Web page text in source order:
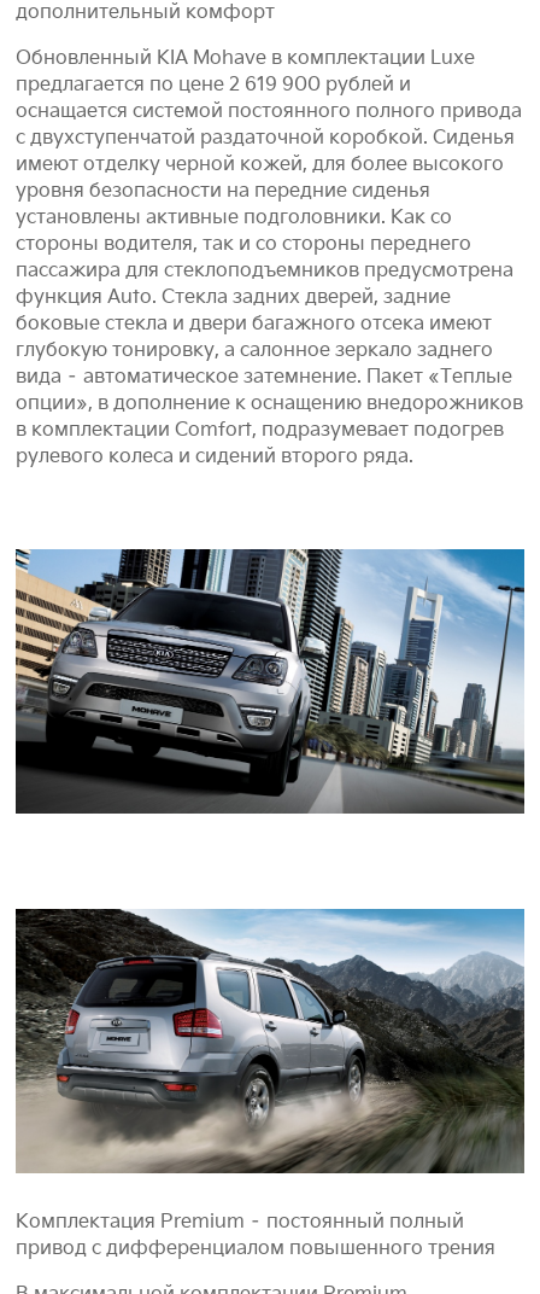
дополнительный комфорт
Обновленный KIA Mohave в комплектации Luxe
предлагается по цене 2 619 900 рублей и
оснащается системой постоянного полного привода
с двухступенчатой раздаточной коробкой. Сиденья
имеют отделку черной кожей, для более высокого
уровня безопасности на передние сиденья
установлены активные подголовники. Как со
стороны водителя, так и со стороны переднего
пассажира для стеклоподъемников предусмотрена
функция Auto. Стекла задних дверей, задние
боковые стекла и двери багажного отсека имеют
глубокую тонировку, а салонное зеркало заднего
вида – автоматическое затемнение. Пакет «Теплые
опции», в дополнение к оснащению внедорожников
в комплектации Comfort, подразумевает подогрев
рулевого колеса и сидений второго ряда.
Комплектация Premium – постоянный полный
привод с дифференциалом повышенного трения